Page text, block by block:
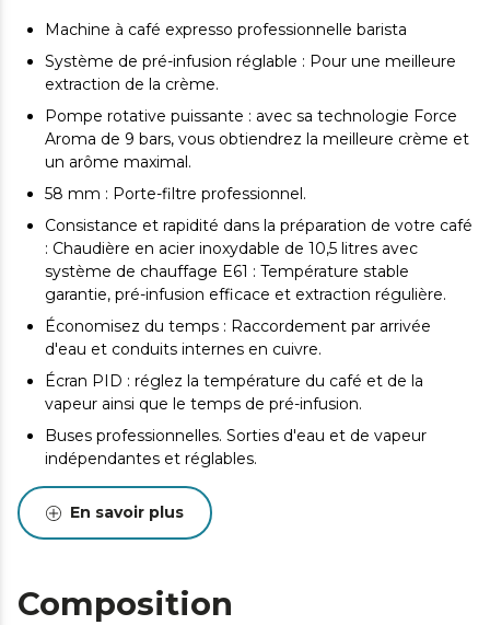
Machine à café expresso professionnelle barista
Système de pré-infusion réglable : Pour une meilleure
extraction de la crème.
Pompe rotative puissante : avec sa technologie Force
Aroma de 9 bars, vous obtiendrez la meilleure crème et
un arôme maximal.
58 mm : Porte-filtre professionnel.
Consistance et rapidité dans la préparation de votre café
: Chaudière en acier inoxydable de 10,5 litres avec
système de chauffage E61 : Température stable
garantie, pré-infusion efficace et extraction régulière.
Économisez du temps : Raccordement par arrivée
d'eau et conduits internes en cuivre.
Écran PID : réglez la température du café et de la
vapeur ainsi que le temps de pré-infusion.
Buses professionnelles. Sorties d'eau et de vapeur
indépendantes et réglables.
3200 W : Préparez toutes sortes de cafés avec cette
machine à café barista.
Double sortie de café
En savoir plus
Composition